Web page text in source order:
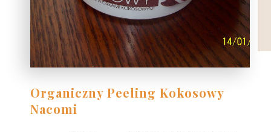
Organiczny Peeling Kokosowy
Nacomi